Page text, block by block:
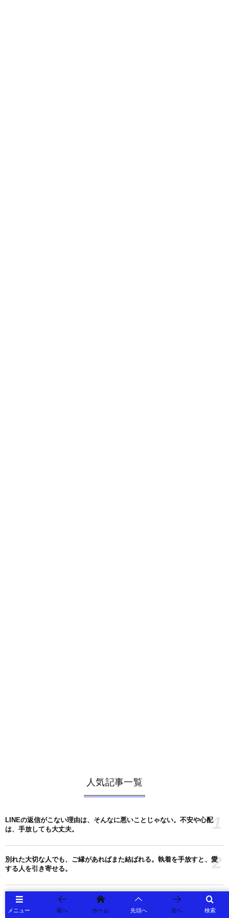
人気記事一覧
LINEの返信がこない理由は、そんなに悪いことじゃない。不安や心配
は、手放しても大丈夫。
1
別れた大切な人でも、ご縁があればまた結ばれる。執着を手放すと、愛
する人を引き寄せる。
2
待つから、恋愛も仕事もうまくいく。焦らないで耐えると、大切な人と
結ばれる。
3
メニュー 検索
前へ ホーム 先頭へ 次へ